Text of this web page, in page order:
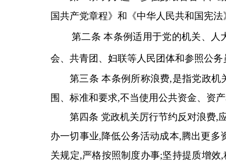
国共产党章程》和《中华人民共和国宪
第二条 本条例适用于党的机关、人
会、共青团、妇联等人民团体和参照公
第三条 本条例所称浪费,是指党政
围、标准和要求,不当使用公共资金、资
第四条 党政机关厉行节约反对浪费,
办一切事业,降低公务活动成本,腾出更
关规定,严格按照制度办事;坚持提质增